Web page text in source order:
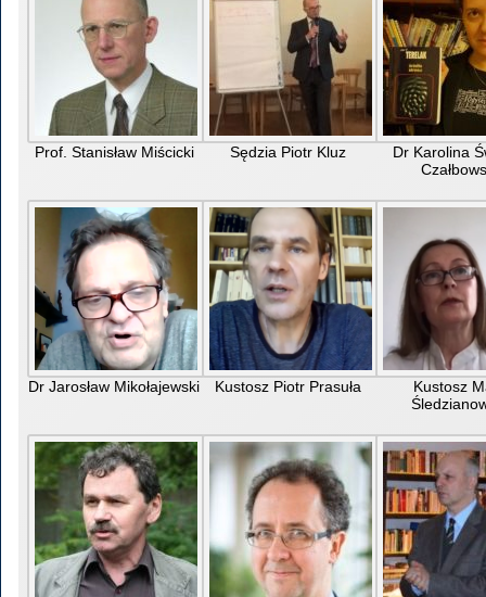
Prof. Stanisław Miścicki Sędzia Piotr Kluz
Dr Karolina
Dr Jarosław Mikołajewski Kustosz Piotr Prasuła
Kustosz